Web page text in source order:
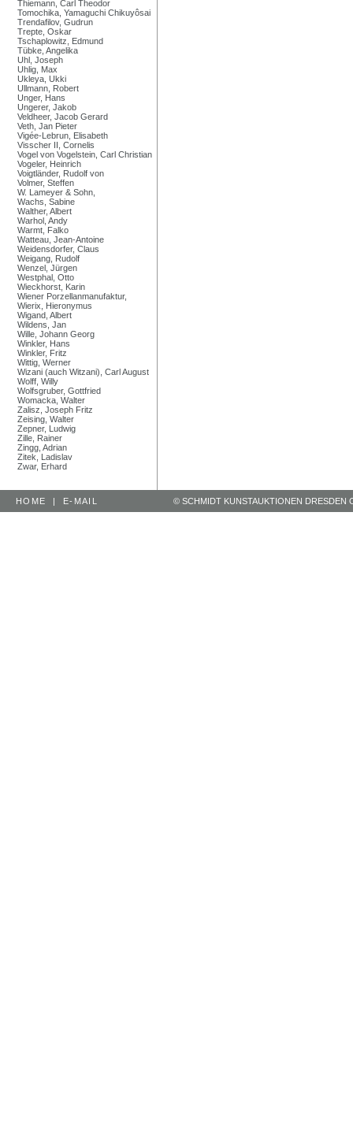
Thiemann, Carl Theodor
Tomochika, Yamaguchi Chikuyôsai
Trendafilov, Gudrun
Trepte, Oskar
Tschaplowitz, Edmund
Tübke, Angelika
Uhl, Joseph
Uhlig, Max
Ukleya, Ukki
Ullmann, Robert
Unger, Hans
Ungerer, Jakob
Veldheer, Jacob Gerard
Veth, Jan Pieter
Vigée-Lebrun, Elisabeth
Visscher II, Cornelis
Vogel von Vogelstein, Carl Christian
Vogeler, Heinrich
Voigtländer, Rudolf von
Volmer, Steffen
W. Lameyer & Sohn,
Wachs, Sabine
Walther, Albert
Warhol, Andy
Warmt, Falko
Watteau, Jean-Antoine
Weidensdorfer, Claus
Weigang, Rudolf
Wenzel, Jürgen
Westphal, Otto
Wieckhorst, Karin
Wiener Porzellanmanufaktur,
Wierix, Hieronymus
Wigand, Albert
Wildens, Jan
Wille, Johann Georg
Winkler, Hans
Winkler, Fritz
Wittig, Werner
Wizani (auch Witzani), Carl August
Wolff, Willy
Wolfsgruber, Gottfried
Womacka, Walter
Zalisz, Joseph Fritz
Zeising, Walter
Zepner, Ludwig
Zille, Rainer
Zingg, Adrian
Zitek, Ladislav
Zwar, Erhard
HOME | E-MAIL © SCHMIDT KUNSTAUKTIONEN DRESDEN